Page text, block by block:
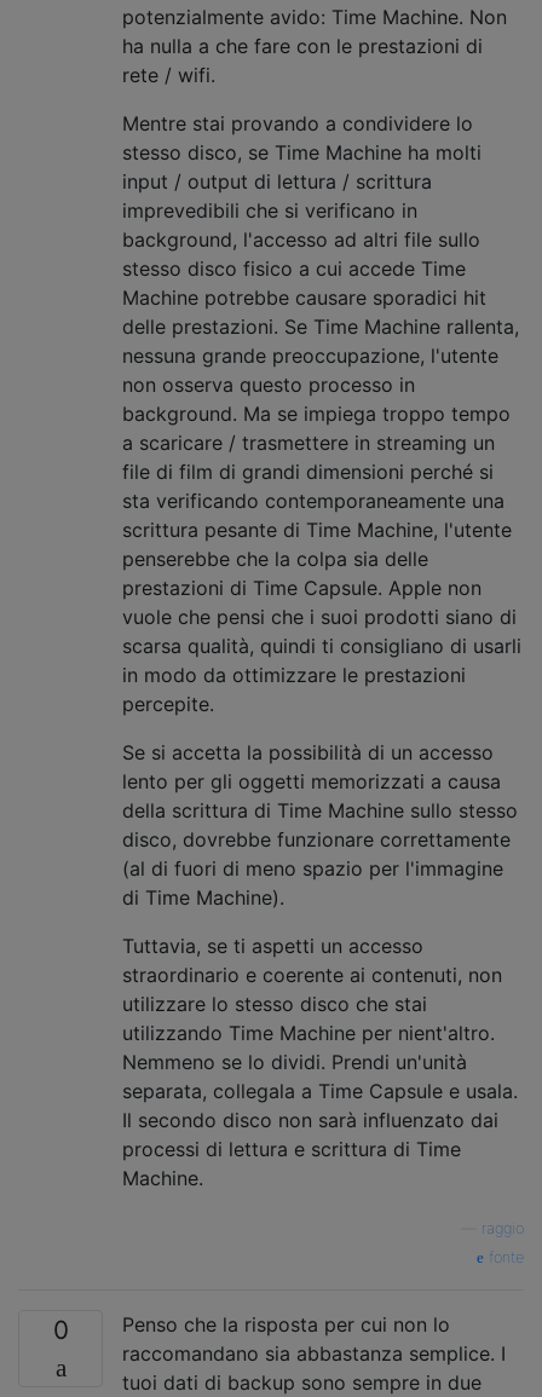
potenzialmente avido: Time Machine. Non
ha nulla a che fare con le prestazioni di
rete / wifi.
Mentre stai provando a condividere lo
stesso disco, se Time Machine ha molti
input / output di lettura / scrittura
imprevedibili che si verificano in
background, l'accesso ad altri file sullo
stesso disco fisico a cui accede Time
Machine potrebbe causare sporadici hit
delle prestazioni. Se Time Machine rallenta,
nessuna grande preoccupazione, l'utente
non osserva questo processo in
background. Ma se impiega troppo tempo
a scaricare / trasmettere in streaming un
file di film di grandi dimensioni perché si
sta verificando contemporaneamente una
scrittura pesante di Time Machine, l'utente
penserebbe che la colpa sia delle
prestazioni di Time Capsule. Apple non
vuole che pensi che i suoi prodotti siano di
scarsa qualità, quindi ti consigliano di usarli
in modo da ottimizzare le prestazioni
percepite.
Se si accetta la possibilità di un accesso
lento per gli oggetti memorizzati a causa
della scrittura di Time Machine sullo stesso
disco, dovrebbe funzionare correttamente
(al di fuori di meno spazio per l'immagine
di Time Machine).
Tuttavia, se ti aspetti un accesso
straordinario e coerente ai contenuti, non
utilizzare lo stesso disco che stai
utilizzando Time Machine per nient'altro.
Nemmeno se lo dividi. Prendi un'unità
separata, collegala a Time Capsule e usala.
Il secondo disco non sarà influenzato dai
processi di lettura e scrittura di Time
Machine.
raggio
fonte
0
Penso che la risposta per cui non lo
raccomandano sia abbastanza semplice. I
tuoi dati di backup sono sempre in due